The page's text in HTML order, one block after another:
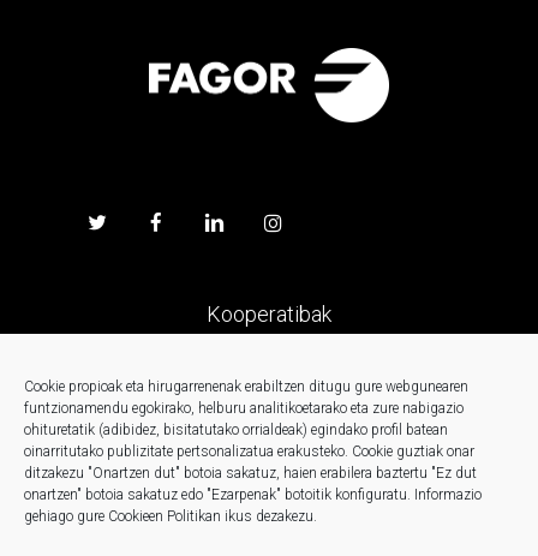
Cookie propioak eta hirugarrenenak erabiltzen ditugu gure webgunearen
funtzionamendu egokirako, helburu analitikoetarako eta zure nabigazio
ohituretatik (adibidez, bisitatutako orrialdeak) egindako profil batean
oinarritutako publizitate pertsonalizatua erakusteko. Cookie guztiak onar
ditzakezu "Onartzen dut" botoia sakatuz, haien erabilera baztertu "Ez dut
onartzen" botoia sakatuz edo "Ezarpenak" botoitik konfiguratu. Informazio
gehiago gure Cookieen Politikan ikus dezakezu.
Kooperatibak
Prentsa
Kontaktua
Berriak